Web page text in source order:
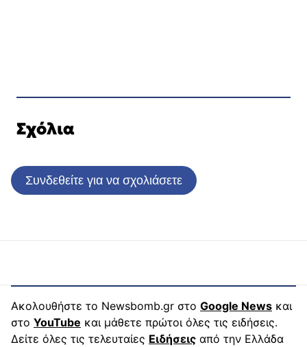
Σχόλια
Συνδεθείτε για να σχολιάσετε
Ακολουθήστε το Newsbomb.gr στο Google News και
στο YouTube και μάθετε πρώτοι όλες τις ειδήσεις.
Δείτε όλες τις τελευταίες Ειδήσεις από την Ελλάδα